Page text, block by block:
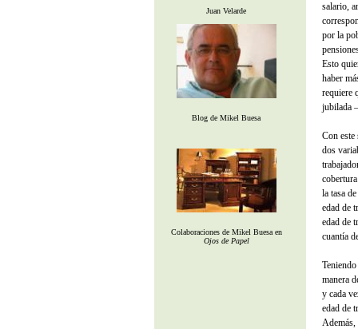
Juan Velarde
Blog de Mikel Buesa
Colaboraciones de Mikel Buesa en
Ojos de Papel
salario,
por la
Esto
haber
requiere
jubilada
Con este
dos
la tasa
edad de
edad de
cuantía
manera
y cada
edad de
Además,